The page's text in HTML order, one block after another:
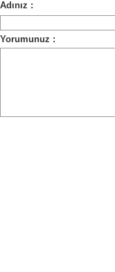
Adınız :
Yorumunuz :